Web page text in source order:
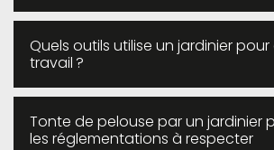
Quels outils utilise un jardinier
travail ?
Tonte de pelouse par un jardinier
les réglementations à respecter